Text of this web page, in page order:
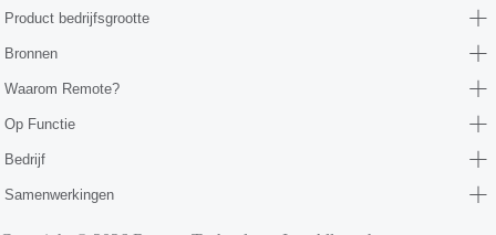
Product bedrijfsgrootte
Bronnen
Waarom Remote?
Op Functie
Bedrijf
Samenwerkingen